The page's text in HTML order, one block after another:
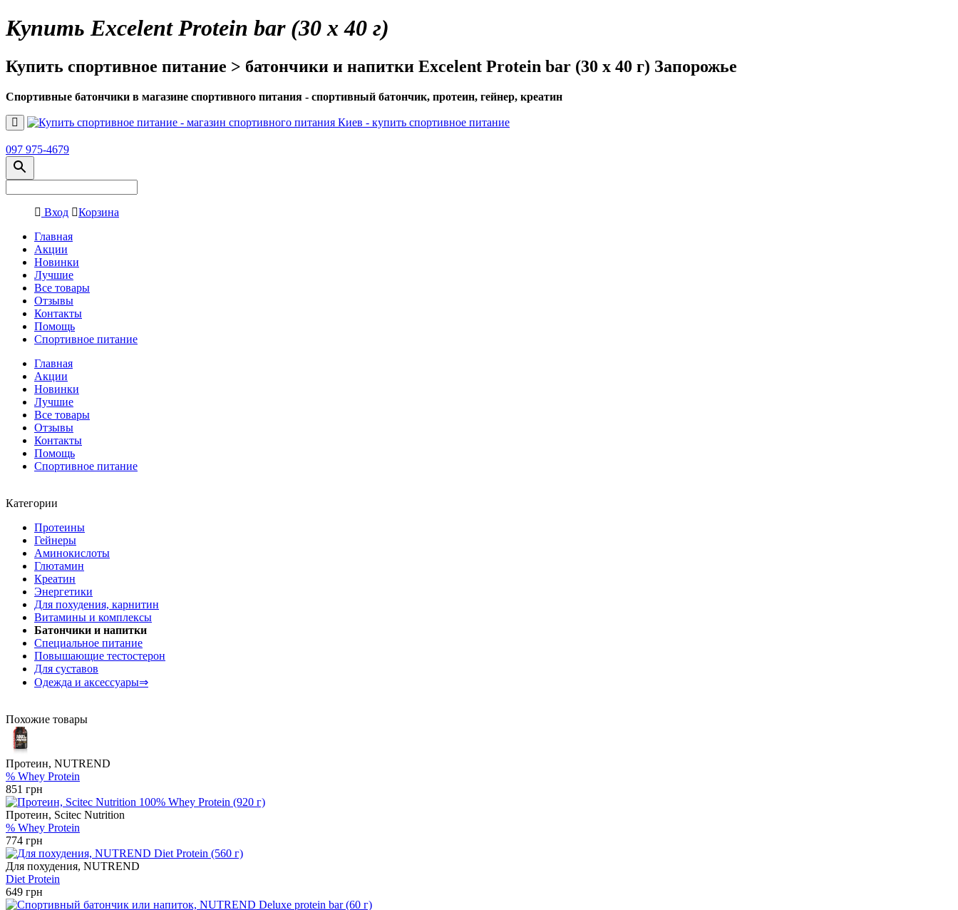
Купить Excelent Protein bar (30 х 40 г)
Купить спортивное питание > батончики и напитки Excelent Protein bar (30 х 40 г) Запорожье
Спортивные батончики в магазине спортивного питания - спортивный батончик, протеин, гейнер, креатин
097 975-4679
Вход
Корзина
Главная
Акции
Новинки
Лучшие
Все товары
Отзывы
Контакты
Помощь
Спортивное питание
Главная
Акции
Новинки
Лучшие
Все товары
Отзывы
Контакты
Помощь
Спортивное питание
Категории
Протеины
Гейнеры
Аминокислоты
Глютамин
Креатин
Энергетики
Для похудения, карнитин
Витамины и комплексы
Батончики и напитки
Специальное питание
Повышающие тестостерон
Для суставов
Одежда и аксессуары⇒
Похожие товары
Протеин, NUTREND
% Whey Protein
851 грн
Протеин, Scitec Nutrition
% Whey Protein
774 грн
Для похудения, NUTREND
Diet Protein
649 грн